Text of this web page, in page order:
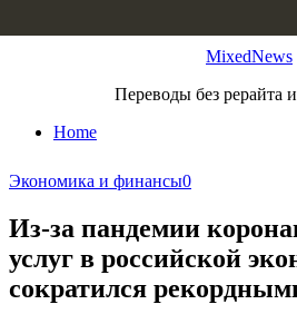
MixedNews
Переводы без рерайта
Home
Экономика и финансы0
Из-за пандемии
услуг в российской
сократился